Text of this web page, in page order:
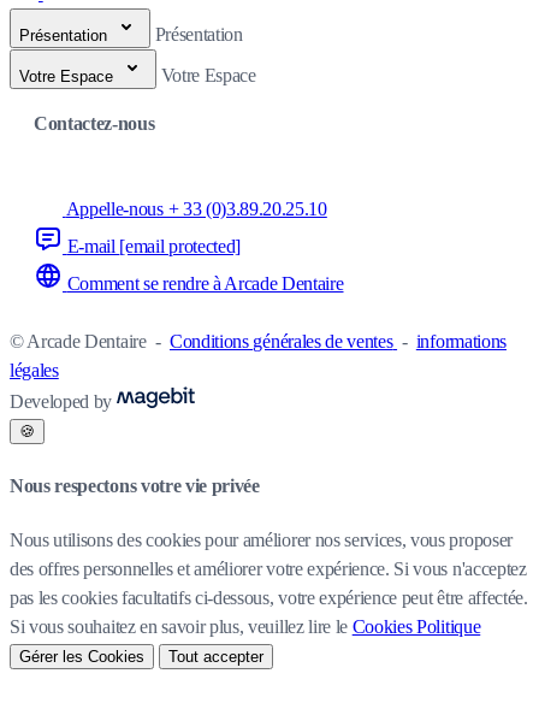
Présentation Présentation
Votre Espace Votre Espace
Contactez-nous
Appelle-nous + 33 (0)3.89.20.25.10
E-mail [email protected]
Comment se rendre à Arcade Dentaire
© Arcade Dentaire - Conditions générales de ventes - informations
légales
Developed by
🍪
Nous respectons votre vie privée
Nous utilisons des cookies pour améliorer nos services, vous proposer
des offres personnelles et améliorer votre expérience. Si vous n'acceptez
pas les cookies facultatifs ci-dessous, votre expérience peut être affectée.
Si vous souhaitez en savoir plus, veuillez lire le Cookies Politique
Gérer les Cookies Tout accepter